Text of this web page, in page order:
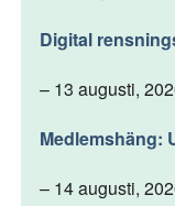
Digital
– 13 augusti,
Medlemshäng:
– 14 augusti,